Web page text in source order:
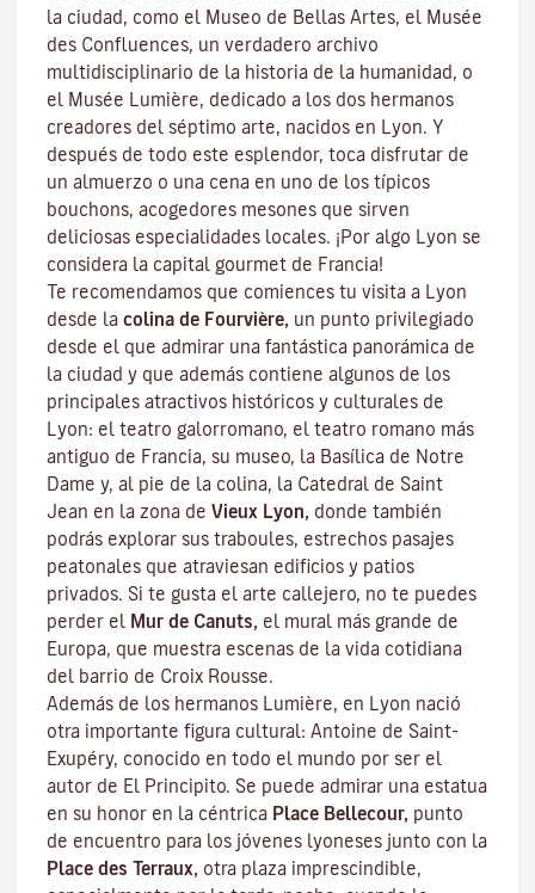
la ciudad , como el Museo de Bellas Artes, el Musée
des Confluences, un verdadero archivo
multidisciplinario de la historia de la humanidad, o
el Musée Lumière, dedicado a los dos hermanos
creadores del séptimo arte, nacidos en Lyon. Y
después de todo este esplendor, toca disfrutar de
un almuerzo o una cena en uno de los típicos
bouchons, acogedores mesones que sirven
deliciosas especialidades locales. ¡Por algo Lyon se
considera la capital gourmet de Francia!
Te recomendamos que comiences tu visita a Lyon
desde la colina de Fourvière, un punto privilegiado
desde el que admirar una fantástica panorámica de
la ciudad y que además contiene algunos de los
principales atractivos históricos y culturales de
Lyon: el teatro galorromano, el teatro romano más
antiguo de Francia, su museo, la Basílica de Notre
Dame y, al pie de la colina, la Catedral de Saint
Jean en la zona de Vieux Lyon, donde también
podrás explorar sus traboules, estrechos pasajes
peatonales que atraviesan edificios y patios
privados. Si te gusta el arte callejero, no te puedes
perder el Mur de Canuts, el mural más grande de
Europa, que muestra escenas de la vida cotidiana
del barrio de Croix Rousse.
Además de los hermanos Lumière, en Lyon nació
otra importante figura cultural: Antoine de Saint-
Exupéry, conocido en todo el mundo por ser el
autor de El Principito. Se puede admirar una estatua
en su honor en la céntrica Place Bellecour, punto
de encuentro para los jóvenes lyoneses junto con la
Place des Terraux, otra plaza imprescindible,